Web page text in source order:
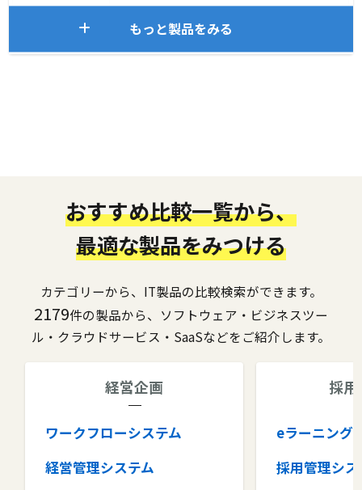
もっと製品をみる
おすすめ比較一覧から、
最適な製品をみつける
カテゴリーから、IT製品の比較検索ができます。
2179件の製品から、ソフトウェア・ビジネスツー
ル・クラウドサービス・SaaSなどをご紹介します。
経営企画
ワークフローシステム
経営管理システム
採
eラーニング
採用管理シス